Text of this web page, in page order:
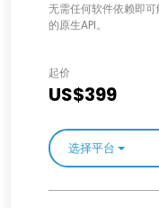
无需任何软件依赖即可
的原生API。
起价
US$399
选择平台